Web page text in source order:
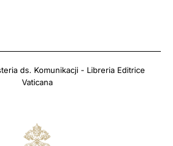
ds. Komunikacji - Libreria Editrice
Vaticana